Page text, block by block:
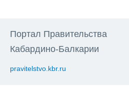
Портал Правительства
Кабардино-Балкарии
pravitelstvo.kbr.ru